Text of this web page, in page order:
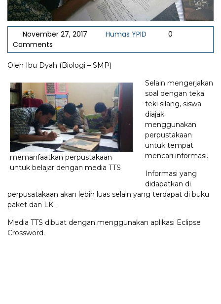
November 27, 2017 Humas YPID
0
Comments
Oleh Ibu Dyah (Biologi – SMP)
memanfaatkan perpustakaan
untuk belajar dengan media TTS
Selain mengerjakan
soal dengan teka
teki silang, siswa
diajak
menggunakan
perpustakaan
untuk tempat
mencari informasi.
Informasi yang
didapatkan di
perpusatakaan akan lebih luas selain yang terdapat di buku
paket dan LK .
Media TTS dibuat dengan menggunakan aplikasi Eclipse
Crossword.